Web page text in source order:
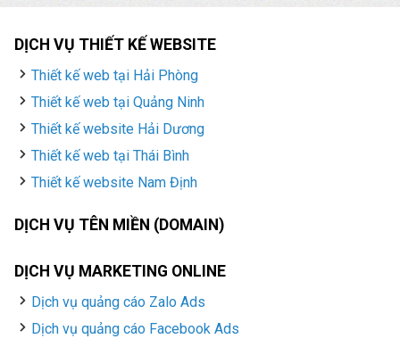
DỊCH VỤ THIẾT KẾ WEBSITE
Thiết kế web tại Hải Phòng
Thiết kế web tại Quảng Ninh
Thiết kế website Hải Dương
Thiết kế web tại Thái Bình
Thiết kế website Nam Định
DỊCH VỤ TÊN MIỀN (DOMAIN)
DỊCH VỤ MARKETING ONLINE
Dịch vụ quảng cáo Zalo Ads
Dịch vụ quảng cáo Facebook Ads